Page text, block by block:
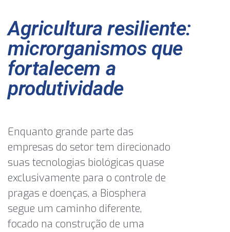
Agricultura resiliente:
microrganismos que
fortalecem a
produtividade
Enquanto grande parte das
empresas do setor tem direcionado
suas tecnologias biológicas quase
exclusivamente para o controle de
pragas e doenças, a Biosphera
segue um caminho diferente,
focado na construção de uma